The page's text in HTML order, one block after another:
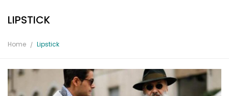
LIPSTICK
Home Lipstick